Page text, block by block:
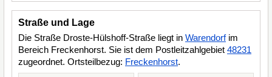
Straße und Lage
Die Straße Droste-Hülshoff-Straße liegt in Warendorfim
Bereich Freckenhorst. Sie ist dem Postleitzahlgebiet 48231
zugeordnet. Ortsteilbezug: Freckenhorst.